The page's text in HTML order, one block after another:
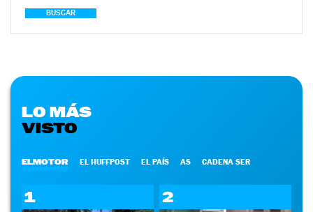
BUSCAR
LO MÁS
VISTO
ELMOTOR EL HUFFPOST EL PAÍS AS CADENA SER
1 2